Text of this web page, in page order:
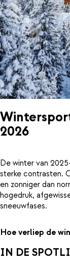
2026
De winter van
sterke contrasten.
en zonniger dan
hogedruk,
sneeuwfases.
Hoe verliep de
IN DE